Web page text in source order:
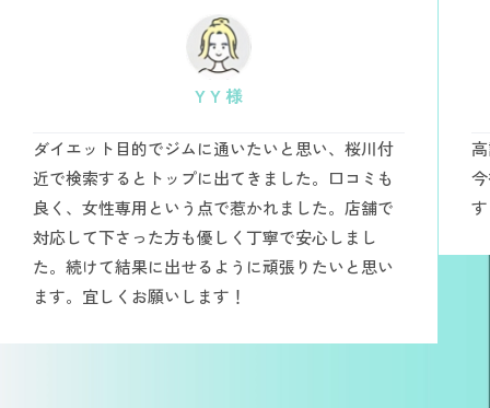
Y Y 様
ダイエット目的でジムに通いたいと思い、桜川付
近で検索するとトップに出てきました。口コミも
良く、女性専用という点で惹かれました。店舗で
対応して下さった方も優しく丁寧で安心しまし
た。続けて結果に出せるように頑張りたいと思い
ます。宜しくお願いします！